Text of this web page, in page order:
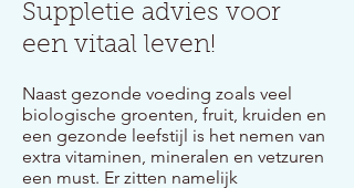
Suppletie advies voor
een vitaal leven!
Naast gezonde voeding zoals veel
biologische groenten, fruit, kruiden en
een gezonde leefstijl is het nemen van
extra vitaminen, mineralen en vetzuren
een must. Er zitten namelijk